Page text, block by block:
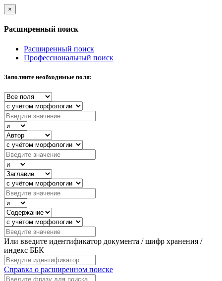
×
Расширенный поиск
Расширенный поиск
Профессиональный поиск
Заполните необходимые поля:
Или введите идентификатор документа / шифр хранения /
индекс ББК
Справка о расширенном поиске